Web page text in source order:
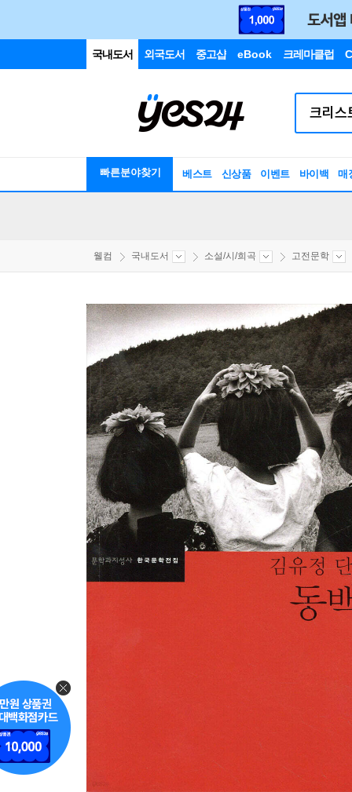
국내도서 외국도서 중고샵 eBook 크레마클럽
빠른분야찾기 베스트 신상품 이벤트 바이백 매
웰컴 국내도서 소설/시/희곡 고전문학